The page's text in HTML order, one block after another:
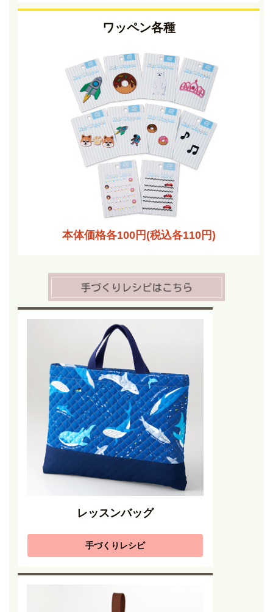
ワッペン各種
本体価格各100円(税込各110円)
レッスンバッグ
手づくりレシピ